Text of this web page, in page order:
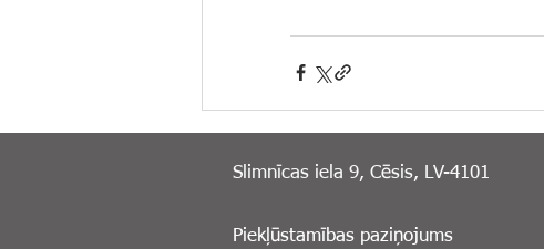
Slimnīcas iela 9, Cēsis, LV-4101
Piekļūstamības paziņojums